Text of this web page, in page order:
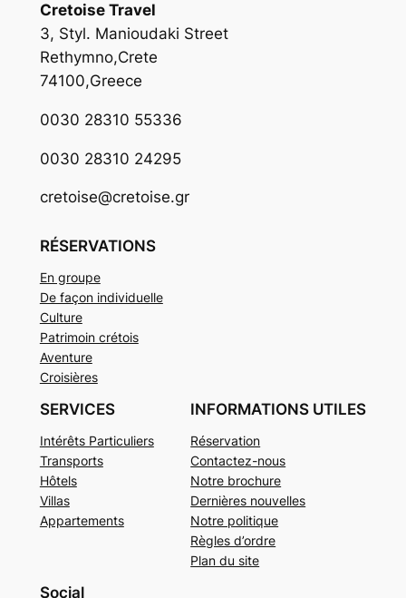
Cretoise Travel
3, Styl. Manioudaki Street
Rethymno,Crete
74100,Greece
0030 28310 55336
0030 28310 24295
cretoise@cretoise.gr
RÉSERVATIONS
En groupe
De façon individuelle
Culture
Patrimoin crétois
Aventure
Croisières
SERVICES
Intérêts Particuliers
Transports
Hôtels
Villas
Appartements
INFORMATIONS UTILES
Réservation
Contactez-nous
Notre brochure
Dernières nouvelles
Notre politique
Règles d’ordre
Plan du site
Social